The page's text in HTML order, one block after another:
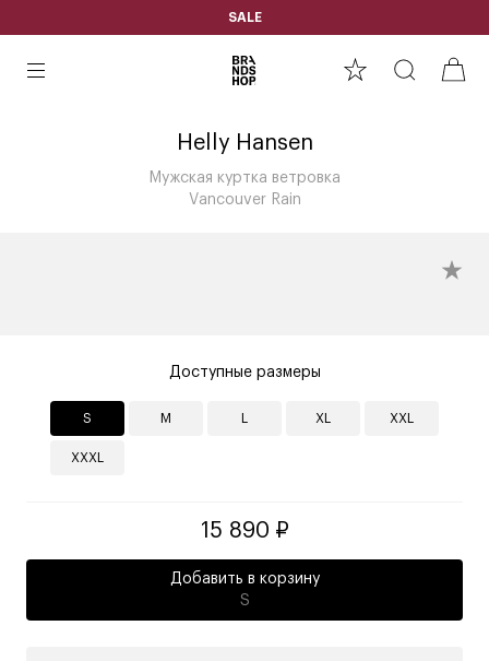
SALE
Helly Hansen
Мужская куртка ветровка
Vancouver Rain
Доступные размеры
S M XL XXL
XXXL
15 890 ₽
Добавить в корзину
S